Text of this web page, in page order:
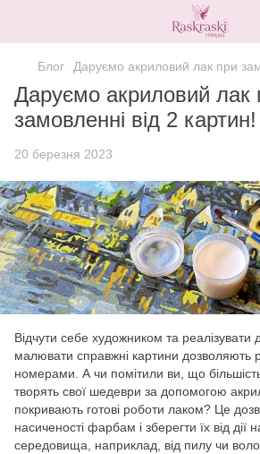
Блог Даруємо акриловий лак при
Даруємо акриловий лак
замовленні від 2 картин!
20 березня 2023
Відчути себе художником та реалізувати
малювати справжні картини дозволяють
номерами. А чи помітили ви, що
творять свої шедеври за допомогою
покривають готові роботи лаком? Це
насиченості фарбам і зберегти їх від дії
середовища, наприклад, від пилу чи